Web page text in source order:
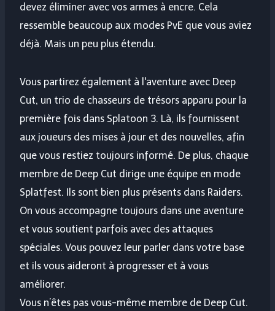
devez éliminer avec vos armes à encre. Cela
ressemble beaucoup aux modes PvE que vous aviez
déjà. Mais un peu plus étendu.
Vous partirez également à l'aventure avec Deep
Cut, un trio de chasseurs de trésors apparu pour la
première fois dans Splatoon 3. Là, ils fournissent
aux joueurs des mises à jour et des nouvelles, afin
que vous restiez toujours informé. De plus, chaque
membre de Deep Cut dirige une équipe en mode
Splatfest. Ils sont bien plus présents dans Raiders.
On vous accompagne toujours dans une aventure
et vous soutient parfois avec des attaques
spéciales. Vous pouvez leur parler dans votre base
et ils vous aideront à progresser et à vous
améliorer.
Vous n’êtes pas vous-même membre de Deep Cut.